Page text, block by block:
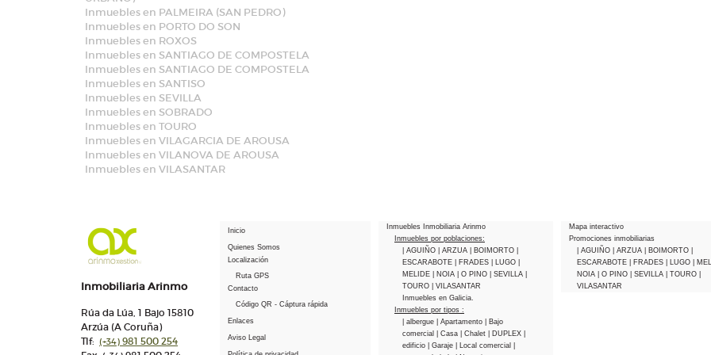
Inmuebles en PALMEIRA (SAN PEDRO)
Inmuebles en PORTO DO SON
Inmuebles en ROXOS
Inmuebles en SANTIAGO DE COMPOSTELA
Inmuebles en SANTIAGO DE COMPOSTELA
Inmuebles en SANTISO
Inmuebles en SEVILLA
Inmuebles en SOBRADO
Inmuebles en TOURO
Inmuebles en VILAGARCIA DE AROUSA
Inmuebles en VILANOVA DE AROUSA
Inmuebles en VILASANTAR
Inmobiliaria Arinmo
Rúa da Lúa, 1 Bajo 15810
Arzúa (A Coruña)
Tlf: (+34) 981 500 254
Inicio
Quienes Somos
Localización
Ruta GPS
Contacto
Código QR - Cáptura rápida
Enlaces
Aviso Legal
Inmuebles Inmobiliaria Arinmo
Inmuebles por poblaciones:
| AGUIÑO
| ARZUA | BOIMORTO
ESCARABOTE
| FRADES | LUGO
MELIDE
| NOIA | O PINO | SEVILLA
TOURO
| VILASANTAR
Inmuebles en Galicia.
Inmuebles por tipos :
| albergue
| Apartamento
| Bajo
comercial
| Casa | Chalet | DUPLEX
edificio
| Garaje | Local comercial
Mapa interactivo
Promociones inmobiliarias
| AGUIÑO
| ARZUA | BOIMORTO
ESCARABOTE
| FRADES | LUGO |
NOIA
| O PINO | SEVILLA | TOURO
VILASANTAR